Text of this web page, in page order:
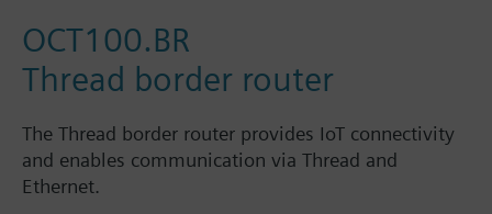
OCT100.BR
Thread border router
The Thread border router provides IoT connectivity
and enables communication via Thread and
Ethernet.